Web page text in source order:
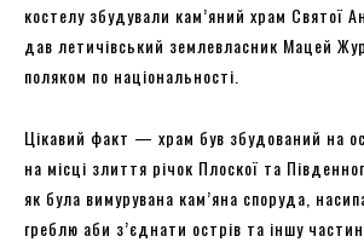
костелу збудували кам’яний храм Святої
дав летичівський землевласник Мацей
поляком по національності.
Цікавий факт — храм був збудований на
на місці злиття річок Плоскої та
як була вимурувана кам’яна споруда,
греблю аби з’єднати острів та іншу